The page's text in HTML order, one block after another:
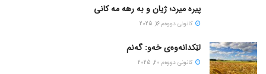
پیره میرد؛ ژیان و به رهه مه کانی
كانونی دووه‌م 16, 2025
لێکدانەوەی خەو: گەنم
كانونی دووه‌م 20, 2025